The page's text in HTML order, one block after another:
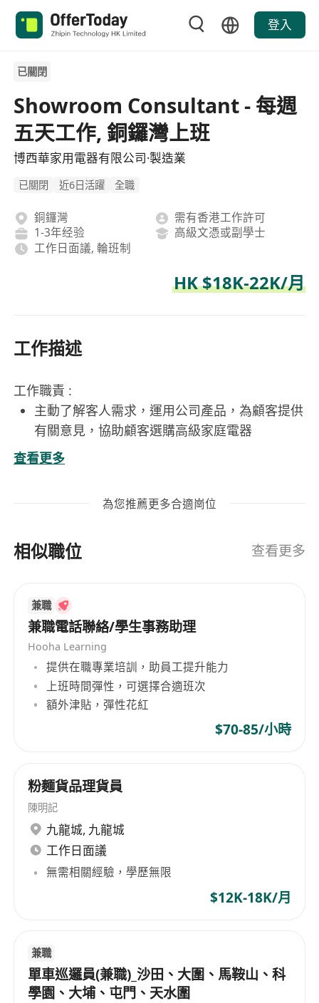
登入
已關閉
Showroom Consultant - 每週
五天工作, 銅鑼灣上班
博西華家用電器有限公司·製造業
已關閉 近6日活躍 全職
銅鑼灣
需有香港工作許可
1-3年经验
高級文憑或副學士
工作日面議, 輪班制
HK $18K-22K/月
工作描述
工作職責 :
主動了解客人需求，運用公司產品，為顧客提供
有關意見，協助顧客選購高級家庭電器
提供產品專業意見及作產品操作示範
提供優質的客戶服務並透過電話及通訊應用程式
獨立處理項目及跟進客人訂單進度
入職條件 :
先
以客為本、積極進取、熱誠有禮、熱愛烹調
良好溝通及銷售技巧
經驗豐富者會聘用為高級陳列室顧問
*工作時間: 早上10時至晚上7時，五天工作(輪休)
工作地點: 銅鑼灣
所有提供的信息將被嚴格保密，僅用於招聘目的。
查看更多
為您推薦更多合適崗位
相似職位 查看更多
兼職
兼職電話聯絡/學生事務助理
Hooha Learning
提供在職專業培訓，助員工提升能力
上班時間彈性，可選擇合適班次
額外津貼，彈性花紅
$70-85/小時
粉麵貨品理貨員
陳明記
九龍城, 九龍城
工作日面議
無需相關經驗，學歷無限
$12K-18K/月
兼職
單車巡邏員(兼職)_沙田、大圍、馬鞍山、科
學園、大埔、屯門、天水圍